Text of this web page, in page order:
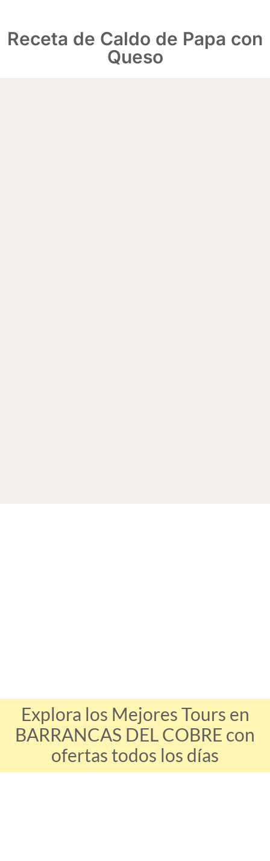
Receta de Caldo de Papa con
Queso
Explora los Mejores Tours en
BARRANCAS DEL COBRE con
ofertas todos los días